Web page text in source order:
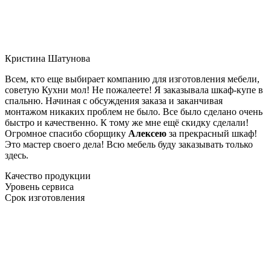
Кристина Шатунова
Всем, кто еще выбирает компанию для изготовления мебели,
советую Кухни мол! Не пожалеете! Я заказывала шкаф-купе в
спальню. Начиная с обсуждения заказа и заканчивая
монтажом никаких проблем не было. Все было сделано очень
быстро и качественно. К тому же мне ещё скидку сделали!
Огромное спасибо сборщику Алексею за прекрасный шкаф!
Это мастер своего дела! Всю мебель буду заказывать только
здесь.
Качество продукции
Уровень сервиса
Срок изготовления